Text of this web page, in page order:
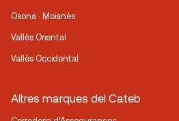
Osona · Moianès
Vallès Oriental
Vallès Occidental
Altres marques del Cateb